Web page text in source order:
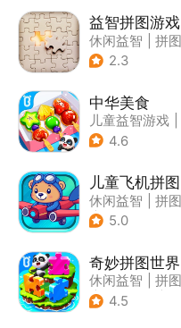
益智拼图游戏
休闲益智
拼图
2.3
中华美食
儿童益智游戏
4.6
儿童飞机拼图
休闲益智 拼图
| 儿童游戏
5.0
奇妙拼图世界
休闲益智
拼图
| 宝宝巴士
4.5